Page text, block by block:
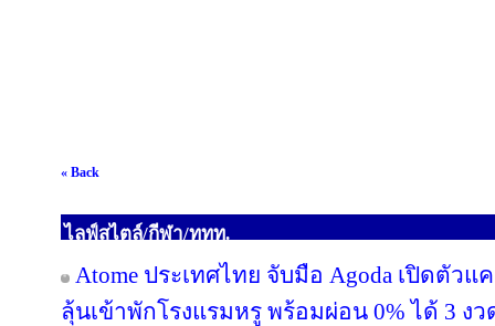
« Back
ไลฟ์สไตล์/กีฬา/ททท.
Atome ประเทศไทย จับมือ Agoda เปิดตั
ลุ้นเข้าพักโรงแรมหรู พร้อมผ่อน 0% ได้ 3 ง